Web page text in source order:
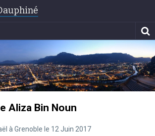
Aliza Bin Noun
à Grenoble le 12 Juin 2017